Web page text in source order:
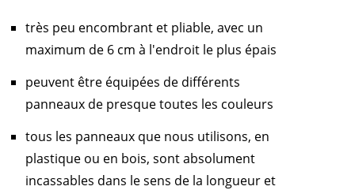
très peu encombrant et pliable, avec un
maximum de 6 cm à l'endroit le plus épais
peuvent être équipées de différents
panneaux de presque toutes les couleurs
tous les panneaux que nous utilisons, en
plastique ou en bois, sont absolument
incassables dans le sens de la longueur et